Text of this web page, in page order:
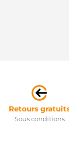
Retours
Sous conditions